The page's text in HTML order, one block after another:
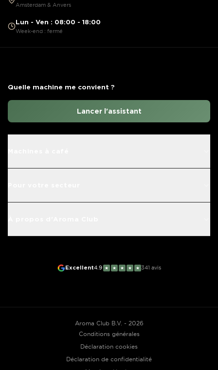
Amsterdam & Anvers
Lun - Ven : 08:00 - 18:00
Week-end : fermé
Quelle machine me convient ?
Lancer l'assistant
Excellent4.9 ★ ★ ★ ★ ★ 341 avis
Aroma Club B.V. - 2026
Conditions générales
Déclaration cookies
Déclaration de confidentialité